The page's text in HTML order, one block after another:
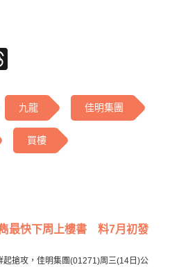
九龍 佳明集團
買樓
最快下周上樓書 料7月初發
起搶攻，佳明集團(01271)周三(14日)公